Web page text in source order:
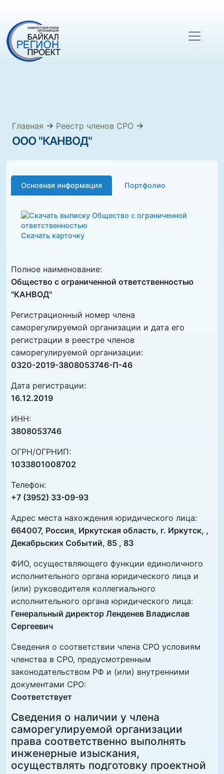
Главная → Реестр членов СРО →
ООО "КАНВОД"
Основная информация Портфолио
Скачать карточку
Полное наименование:
Общество с ограниченной ответственностью
"КАНВОД"
Регистрационный номер члена
саморегулируемой организации и дата его
регистрации в реестре членов
саморегулируемой организации:
0320-2019-3808053746-П-46
Дата регистрации:
16.12.2019
ИНН:
3808053746
ОГРН/ОГРНИП:
1033801008702
Телефон:
+7 (3952) 33-09-93
Адрес места нахождения юридического лица:
664007, Россия, Иркутская область, г. Иркутск, ,
Декабрьских Событий, 85 , 83
ФИО, осуществляющего функции единоличного
исполнительного органа юридического лица и
(или) руководителя коллегиального
исполнительного органа юридического лица:
Генеральный директор Ленденев Владислав
Сергеевич
Сведения о соответствии члена СРО условиям
членства в СРО, предусмотренным
законодательством РФ и (или) внутренними
документами СРО:
Соответствует
Сведения о наличии у члена
саморегулируемой организации
права соответственно выполнять
инженерные изыскания,
осуществлять подготовку проектной